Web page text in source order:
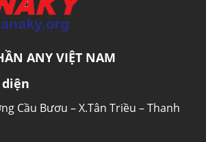
ANY VIỆT NAM
Cầu Bươu – X.Tân Triều – Thanh